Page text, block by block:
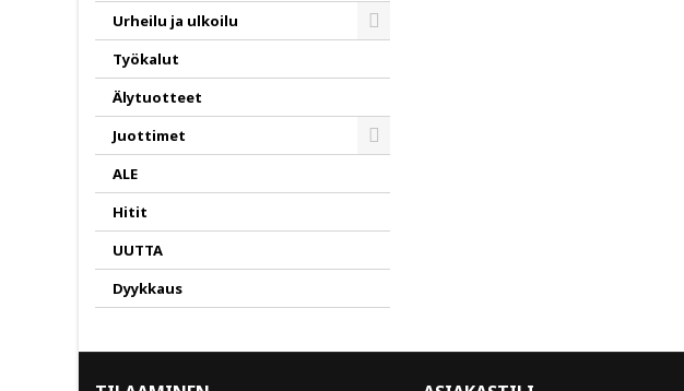
Urheilu ja ulkoilu
Työkalut
Älytuotteet
Juottimet
ALE
Hitit
UUTTA
Dyykkaus